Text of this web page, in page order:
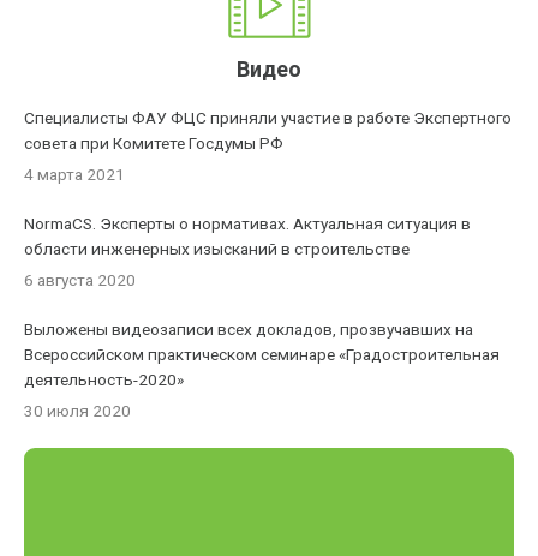
Видео
Специалисты ФАУ ФЦС приняли участие в работе Экспертного
совета при Комитете Госдумы РФ
4 марта 2021
NormaCS. Эксперты о нормативах. Актуальная ситуация в
области инженерных изысканий в строительстве
6 августа 2020
Выложены видеозаписи всех докладов, прозвучавших на
Всероссийском практическом семинаре «Градостроительная
деятельность-2020»
30 июля 2020